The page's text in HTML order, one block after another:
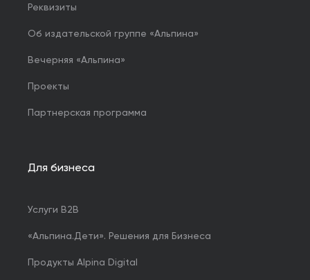
Реквизиты
Об издательской группе «Альпина»
Вечерняя «Альпина»
Проекты
Партнерская программа
Для бизнеса
Услуги B2B
«Альпина.Дети». Решения для Бизнеса
Продукты Alpina Digital